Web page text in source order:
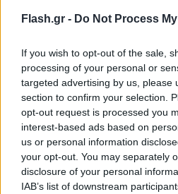
Flash.gr - Do Not Process
If you wish to opt-out of the sale,
processing of your personal or
targeted advertising by us, please
section to confirm your selection.
opt-out request is processed you
interest-based ads based on
us or personal information
your opt-out. You may separately
disclosure of your personal
IAB’s list of downstream
20.09.2024 08:03